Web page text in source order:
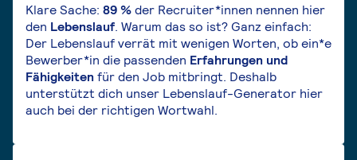
Klare Sache: 89 %der Recruiter*innen nennen hier
den Lebenslauf. Warum das so ist? Ganz einfach:
Der Lebenslauf verrät mit wenigen Worten, ob ein*e
Bewerber*in die passenden Erfahrungen und
Fähigkeitenfür den Job mitbringt. Deshalb
unterstützt dich unser Lebenslauf-Generator hier
auch bei der richtigen Wortwahl.